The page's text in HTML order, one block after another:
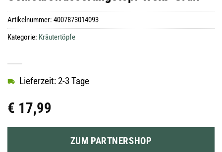
€ 17,99
Lieferzeit: 2-3 Tage
ZUM PARTNERSHOP
Artikelnummer: 4007873014093
Kategorie: Kräutertöpfe